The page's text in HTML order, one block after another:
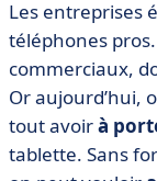
Les entreprises
téléphones
commerciaux,
Or aujourd’hui,
tout avoirà
tablette. Sans